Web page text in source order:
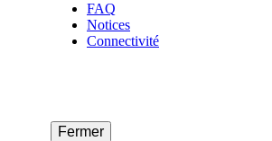
FAQ
Notices
Connectivité
Fermer